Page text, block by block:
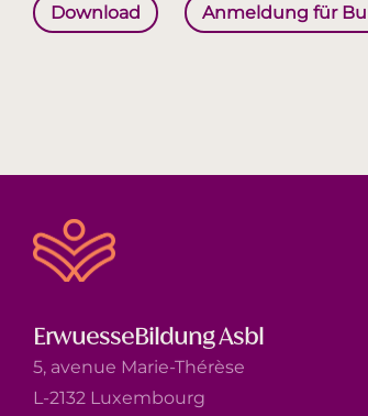
Download Anmeldung für
ErwuesseBildung Asbl
5, avenue Marie-Thérèse
L-2132 Luxembourg